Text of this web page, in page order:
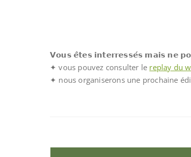
𝗩𝗼𝘂𝘀 𝗲̂𝘁𝗲𝘀 𝗶𝗻𝘁𝗲𝗿𝗿𝗲𝘀𝘀𝗲́𝘀 𝗺𝗮𝗶𝘀 𝗻𝗲
✦ vous pouvez consulter le replay du
✦ nous organiserons une prochaine